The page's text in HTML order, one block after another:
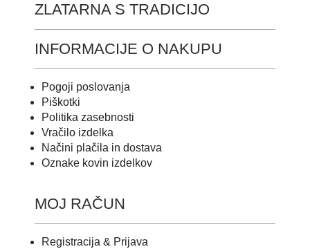
ZLATARNA S TRADICIJO
INFORMACIJE O NAKUPU
Pogoji poslovanja
Piškotki
Politika zasebnosti
Vračilo izdelka
Načini plačila in dostava
Oznake kovin izdelkov
MOJ RAČUN
Registracija & Prijava